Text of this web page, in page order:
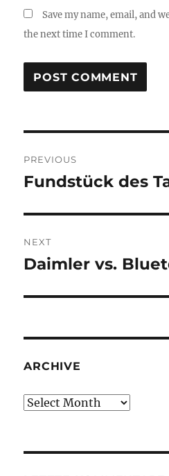
Save my name, email, and
the next time I comment.
navigation
PREVIOUS
Previous
Fundstück des
NEXT
Next
Daimler vs.
ARCHIVE
Archive